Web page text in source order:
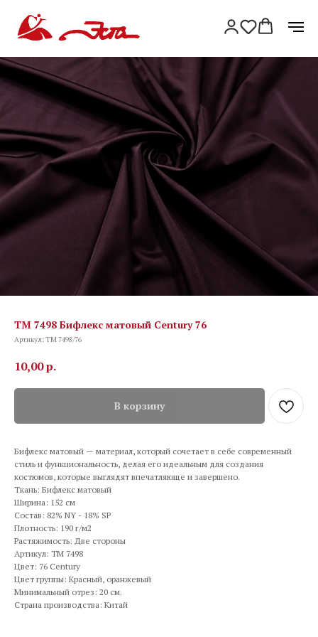
TM 7498 Бифлекс матовый Century 76
Артикул:TM 7498/76
10,00р.
В корзину
Бифлекс матовый — материал, который сочетает в себе современный
стиль и функциональность, делая его идеальным для создания
костюмов, которые выглядят впечатляюще и завершено.
Ткань: Бифлекс матовый
Ширина: 152 см
Состав: 82% NY - 18% SP
Плотность: 190 г/м2
Растяжимость: Две стороны
Артикул: TM 7498
Цвет: 76 Century
Цвет группы: Красный, оранжевый
Минимальный отрез: 20 см.
Страна производства: Китай